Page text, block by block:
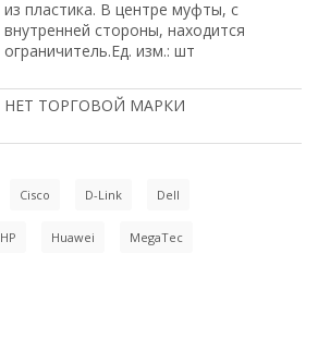
из пластика. В центре муфты, с
внутренней стороны, находится
ограничитель.Ед. изм.: шт
НЕТ ТОРГОВОЙ МАРКИ
Cisco D-Link Dell
HP Huawei MegaTec